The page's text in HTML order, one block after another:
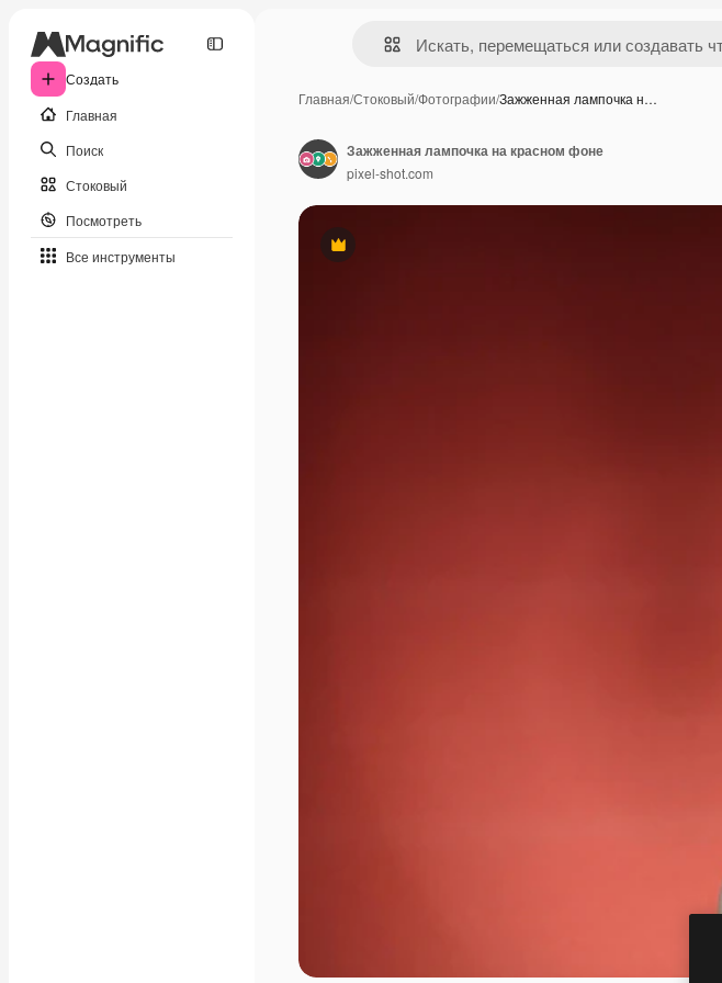
Создать
Главная
Поиск
Стоковый
Посмотреть
Все инструменты
Главная/Стоковый/Фотографии/Зажженная лампочка н…
Премиум
Зажженная лампочка на красном фоне
pixel-shot.com